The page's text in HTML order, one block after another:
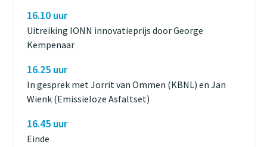
16.10 uur
Uitreiking IONN innovatieprijs door George
Kempenaar
16.25 uur
In gesprek met Jorrit van Ommen (KBNL) en Jan
Wienk (Emissieloze Asfaltset)
16.45 uur
Einde